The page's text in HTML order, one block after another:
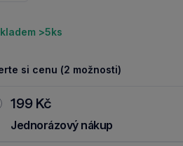
>5ks
si cenu (2 možnosti)
199 Kč
Jednorázový nákup